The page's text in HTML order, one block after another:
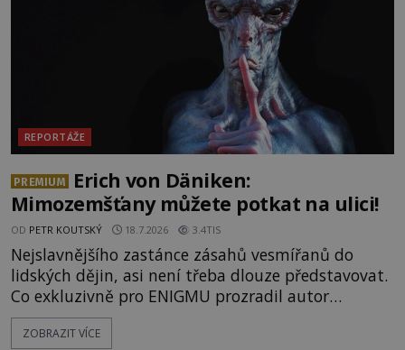
REPORTÁŽE
PREMIUM
Erich von Däniken:
Mimozemšťany můžete potkat na ulici!
OD PETR KOUTSKÝ 18.7.2026 3.4TIS
Nejslavnějšího zastánce zásahů vesmířanů do
lidských dějin, asi není třeba dlouze představovat.
Co exkluzivně pro ENIGMU prozradil autor
Vzpomínek na budoucnost, švýcarský badatel
Erich von Däniken? Orbitální stanice Viking 1
ZOBRAZIT VÍCE